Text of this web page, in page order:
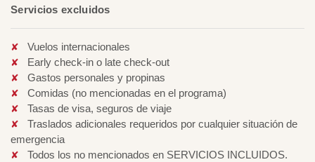
Servicios excluidos
Vuelos internacionales
Early check-in o late check-out
Gastos personales y propinas
Comidas (no mencionadas en el programa)
Tasas de visa, seguros de viaje
Traslados adicionales requeridos por cualquier situación de
emergencia
Todos los no mencionados en SERVICIOS INCLUIDOS.